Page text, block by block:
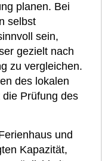
planen. Bei
selbst
sein,
gezielt nach
zu vergleichen.
des lokalen
Prüfung des
und
Kapazität,